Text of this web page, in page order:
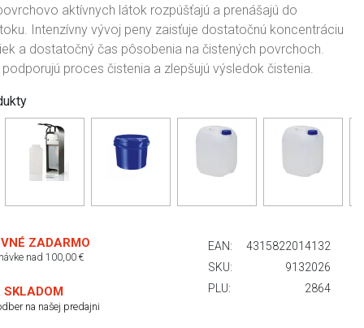
aktívnych látok rozpúšťajú a prenášajú do
Intenzívny vývoj peny zaisťuje dostatočnú koncentráciu
a dostatočný čas pôsobenia na čistených povrchoch.
proces čistenia a zlepšujú výsledok čistenia.
ZADARMO
nad 100,00 €
SKLADOM
na našej predajni
EAN:
4315822014132
SKU:
9132026
PLU:
2864